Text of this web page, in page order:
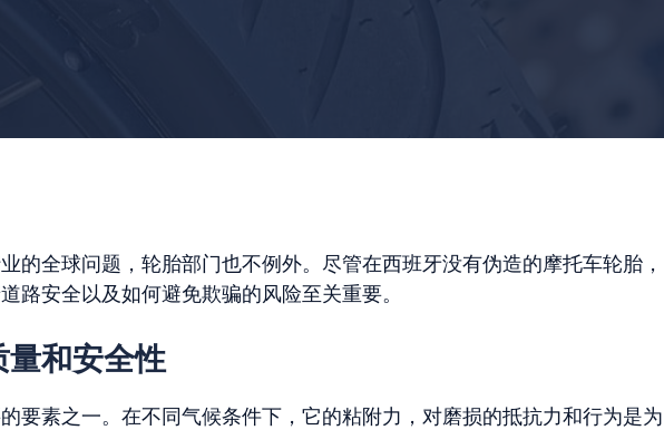
的全球问题，轮胎部门也不例外。尽管在西班牙没有伪造的摩托车轮胎，
路安全以及如何避免欺骗的风险至关重要。
和安全性
要素之一。在不同气候条件下，它的粘附力，对磨损的抵抗力和行为是为